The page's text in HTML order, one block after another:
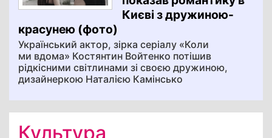
Києві з дружиною-
красунею (фото)
Український актор, зірка серіалу «Коли
ми вдома» Костянтин Войтенко потішив
рідкісними світлинами зі своєю дружиною,
дизайнеркою Наталією Камінсько
Культура